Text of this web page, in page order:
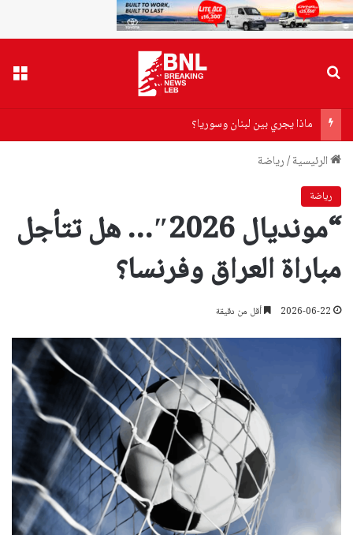
ماذا يجري بين لبنان وسوريا؟
الرئيسية/رياضة
رياضة
“مونديال 2026″… هل تتأجل
مباراة العراق وفرنسا؟
2026-06-22 أقل من دقيقة